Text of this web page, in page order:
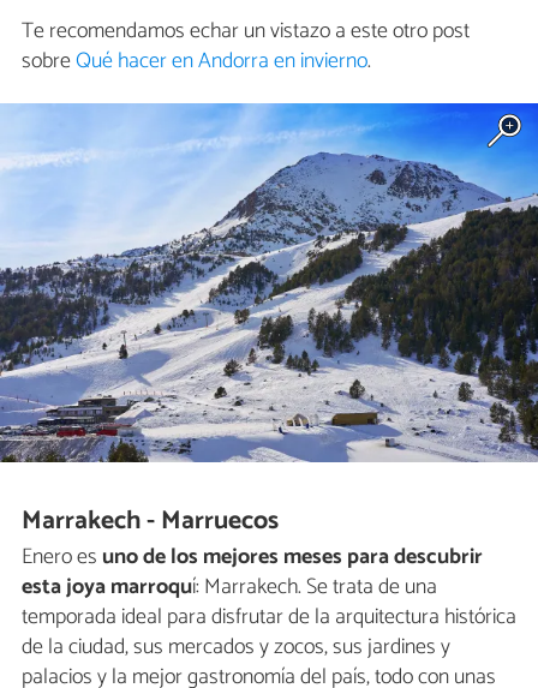
Te recomendamos echar un vistazo a este otro post
sobreQué hacer en Andorra en invierno.
Marrakech - Marruecos
Enero es uno de los mejores meses para descubrir
esta joya marroquí: Marrakech. Se trata de una
temporada ideal para disfrutar de la arquitectura histórica
de la ciudad, sus mercados y zocos, sus jardines y
palacios y la mejor gastronomía del país, todo con unas